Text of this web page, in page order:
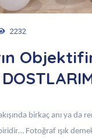
2232
birkaç anı ya
Fotoğraf ışık